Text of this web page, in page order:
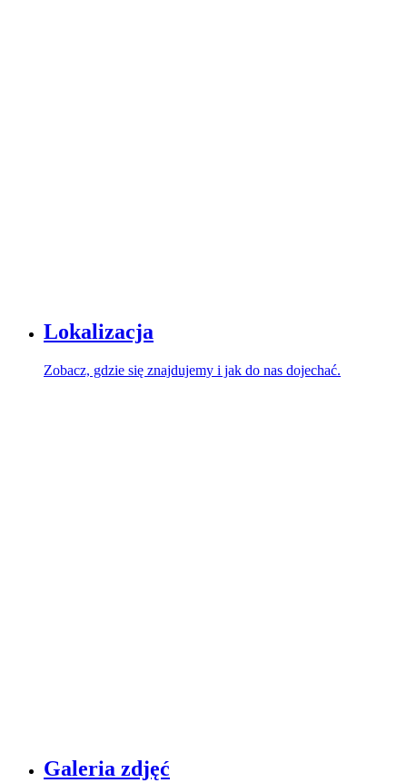
Lokalizacja
Zobacz, gdzie się znajdujemy i jak do nas dojechać.
Galeria zdjęć